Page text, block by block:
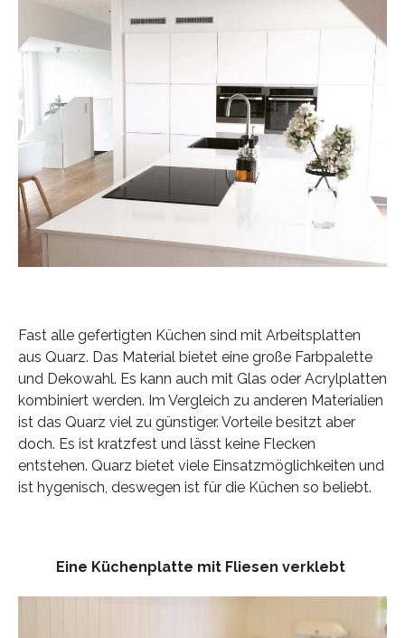
Fast alle gefertigten Küchen sind mit Arbeitsplatten
aus Quarz. Das Material bietet eine große Farbpalette
und Dekowahl. Es kann auch mit Glas oder Acrylplatten
kombiniert werden. Im Vergleich zu anderen Materialien
ist das Quarz viel zu günstiger. Vorteile besitzt aber
doch. Es ist kratzfest und lässt keine Flecken
entstehen. Quarz bietet viele Einsatzmöglichkeiten und
ist hygenisch, deswegen ist für die Küchen so beliebt.
Eine Küchenplatte mit Fliesen verklebt